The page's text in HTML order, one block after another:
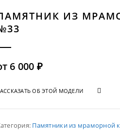
ИЗ
6 000 ₽
ОБ ЭТОЙ МОДЕЛИ
Памятники из мраморной